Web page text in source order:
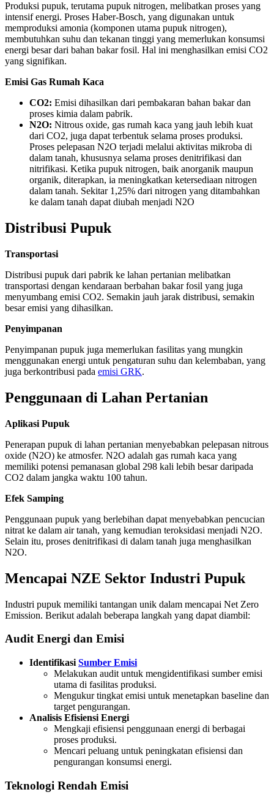
Produksi pupuk, terutama pupuk nitrogen, melibatkan proses yang
intensif energi. Proses Haber-Bosch, yang digunakan untuk
memproduksi amonia (komponen utama pupuk nitrogen),
membutuhkan suhu dan tekanan tinggi yang memerlukan konsumsi
energi besar dari bahan bakar fosil. Hal ini menghasilkan emisi CO2
yang signifikan.
Emisi Gas Rumah Kaca
CO2: Emisi dihasilkan dari pembakaran bahan bakar dan
proses kimia dalam pabrik.
N2O: Nitrous oxide, gas rumah kaca yang jauh lebih kuat
dari CO2, juga dapat terbentuk selama proses produksi.
Proses pelepasan N2O terjadi melalui aktivitas mikroba di
dalam tanah, khususnya selama proses denitrifikasi dan
nitrifikasi. Ketika pupuk nitrogen, baik anorganik maupun
organik, diterapkan, ia meningkatkan ketersediaan nitrogen
dalam tanah. Sekitar 1,25% dari nitrogen yang ditambahkan
ke dalam tanah dapat diubah menjadi N2O
Distribusi Pupuk
Transportasi
Distribusi pupuk dari pabrik ke lahan pertanian melibatkan
transportasi dengan kendaraan berbahan bakar fosil yang juga
menyumbang emisi CO2. Semakin jauh jarak distribusi, semakin
besar emisi yang dihasilkan.
Penyimpanan
Penyimpanan pupuk juga memerlukan fasilitas yang mungkin
menggunakan energi untuk pengaturan suhu dan kelembaban, yang
juga berkontribusi pada emisi GRK.
Penggunaan di Lahan Pertanian
Aplikasi Pupuk
Penerapan pupuk di lahan pertanian menyebabkan pelepasan nitrous
oxide (N2O) ke atmosfer. N2O adalah gas rumah kaca yang
memiliki potensi pemanasan global 298 kali lebih besar daripada
CO2 dalam jangka waktu 100 tahun.
Efek Samping
Penggunaan pupuk yang berlebihan dapat menyebabkan pencucian
nitrat ke dalam air tanah, yang kemudian teroksidasi menjadi N2O.
Selain itu, proses denitrifikasi di dalam tanah juga menghasilkan
N2O.
Mencapai NZE Sektor Industri Pupuk
Industri pupuk memiliki tantangan unik dalam mencapai Net Zero
Emission. Berikut adalah beberapa langkah yang dapat diambil:
Audit Energi dan Emisi
Identifikasi Sumber Emisi
Melakukan audit untuk mengidentifikasi sumber emisi
utama di fasilitas produksi.
Mengukur tingkat emisi untuk menetapkan baseline dan
target pengurangan.
Analisis Efisiensi Energi
Mengkaji efisiensi penggunaan energi di berbagai
proses produksi.
Mencari peluang untuk peningkatan efisiensi dan
pengurangan konsumsi energi.
Teknologi Rendah Emisi